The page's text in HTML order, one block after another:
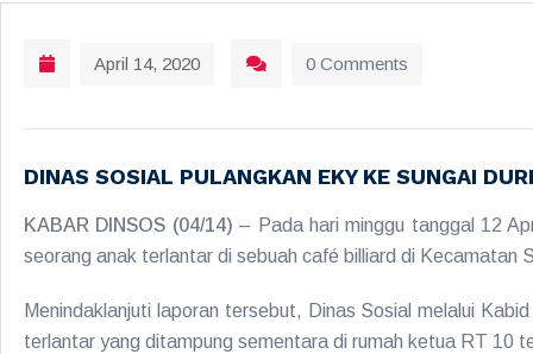
April 14, 2020 0 Comments
DINAS SOSIAL PULANGKAN EKY KE SUNGAI
KABAR DINSOS (04/14) – Pada hari minggu tanggal 12
seorang anak terlantar di sebuah café billiard di Kecamatan
Menindaklanjuti laporan tersebut, Dinas Sosial melalui
terlantar yang ditampung sementara di rumah ketua RT 10